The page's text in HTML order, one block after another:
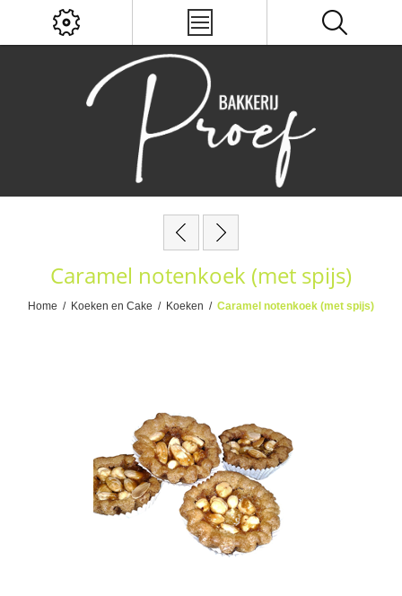
Caramel notenkoek (met spijs)
Home / Koeken en Cake / Koeken / Caramel notenkoek (met spijs)